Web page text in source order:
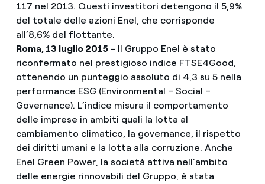
117 nel 2013. Questi investitori detengono il 5,9%
del totale delle azioni Enel, che corrisponde
all’8,6% del flottante.
Roma, 13 luglio 2015 - Il Gruppo Enel è stato
riconfermato nel prestigioso indice FTSE4Good,
ottenendo un punteggio assoluto di 4,3 su 5 nella
performance ESG (Environmental – Social –
Governance). L’indice misura il comportamento
delle imprese in ambiti quali la lotta al
cambiamento climatico, la governance, il rispetto
dei diritti umani e la lotta alla corruzione. Anche
Enel Green Power, la società attiva nell’ambito
delle energie rinnovabili del Gruppo, è stata